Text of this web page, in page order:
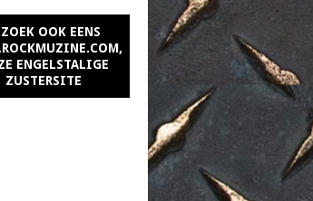
OOK EENS
ENGELSTALIGE
ZUSTERSITE